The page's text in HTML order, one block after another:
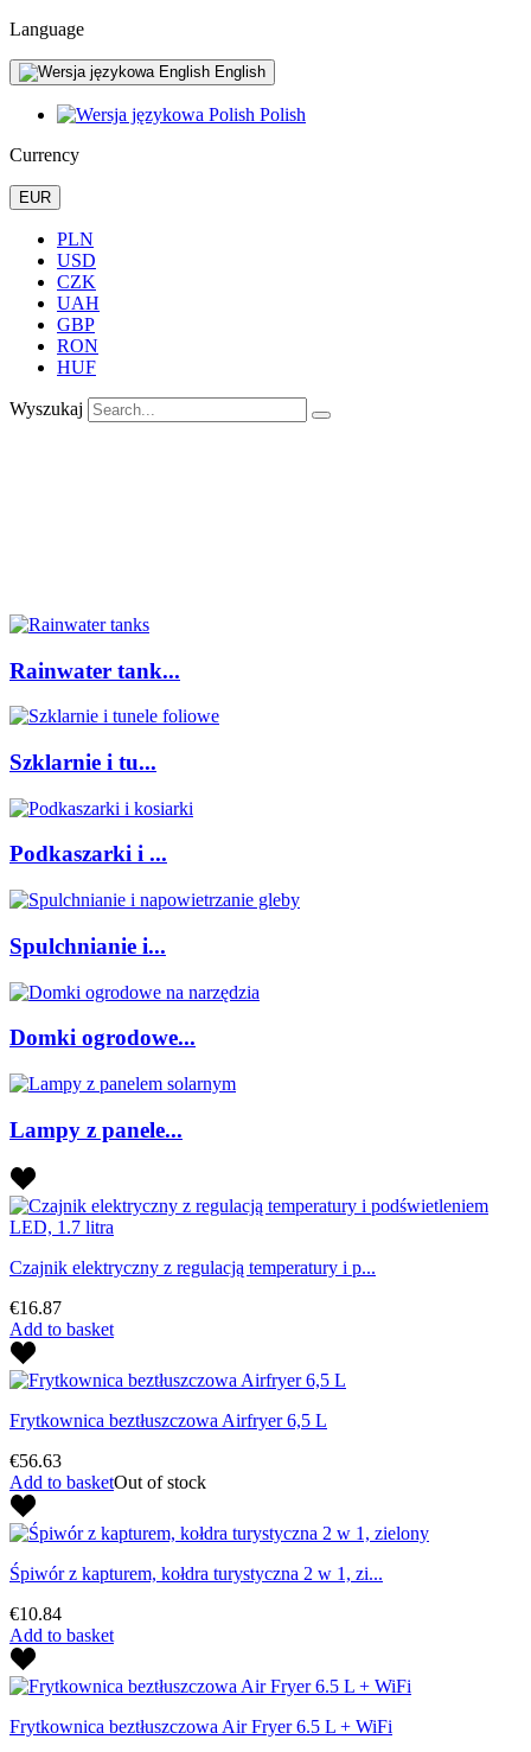
Language
English
Polish
Currency
EUR
PLN
USD
CZK
UAH
GBP
RON
HUF
Wyszukaj
Rainwater tank...
Szklarnie i tu...
Podkaszarki i ...
Spulchnianie i...
Domki ogrodowe...
Lampy z panele...
Czajnik elektryczny z regulacją temperatury i p...
€16.87
Add to basket
Frytkownica beztłuszczowa Airfryer 6,5 L
€56.63
Add to basketOut of stock
Śpiwór z kapturem, kołdra turystyczna 2 w 1, zi...
€10.84
Add to basket
Frytkownica beztłuszczowa Air Fryer 6.5 L + WiFi